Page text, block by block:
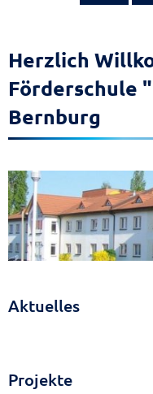
Förderschule
"Lebensweg"
Bernburg
Herzlich
Förderschule
Bernburg
Aktuelles
Projekte